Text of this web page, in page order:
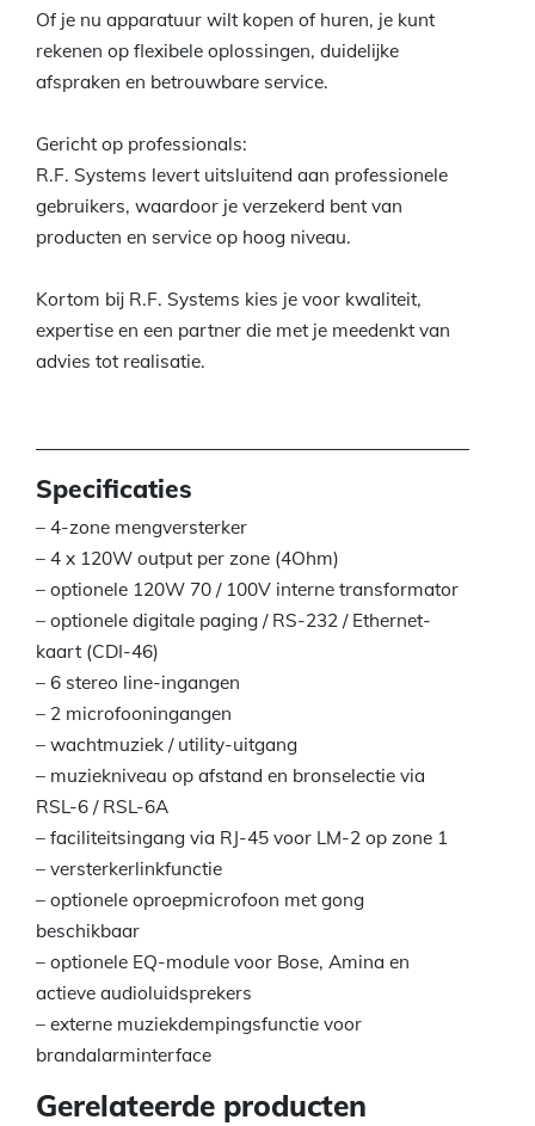
Of je nu apparatuur wilt kopen of huren, je kunt
rekenen op flexibele oplossingen, duidelijke
afspraken en betrouwbare service.
Gericht op professionals:
R.F. Systems levert uitsluitend aan professionele
gebruikers, waardoor je verzekerd bent van
producten en service op hoog niveau.
Kortom bij R.F. Systems kies je voor kwaliteit,
expertise en een partner die met je meedenkt van
advies tot realisatie.
Specificaties
– 4-zone mengversterker
– 4 x 120W output per zone (4Ohm)
– optionele 120W 70 / 100V interne transformator
– optionele digitale paging / RS-232 / Ethernet-
kaart (CDI-46)
– 6 stereo line-ingangen
– 2 microfooningangen
– wachtmuziek / utility-uitgang
– muziekniveau op afstand en bronselectie via
RSL-6 / RSL-6A
– faciliteitsingang via RJ-45 voor LM-2 op zone 1
– versterkerlinkfunctie
– optionele oproepmicrofoon met gong
beschikbaar
– optionele EQ-module voor Bose, Amina en
actieve audioluidsprekers
– externe muziekdempingsfunctie voor
brandalarminterface
Gerelateerde producten